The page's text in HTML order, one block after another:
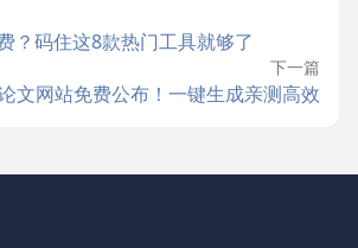
？码住这8款热门工具就够了
下一篇
文网站免费公布！一键生成亲测高效